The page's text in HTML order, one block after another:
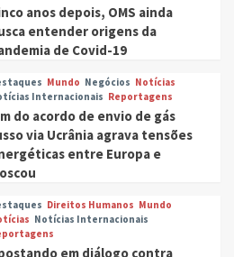
anos depois, OMS ainda
entender origens da
de Covid-19
Mundo Negócios Notícias
Internacionais Reportagens
do acordo de envio de gás
via Ucrânia agrava tensões
entre Europa e
Direitos Humanos Mundo
Notícias Internacionais
em diálogo contra